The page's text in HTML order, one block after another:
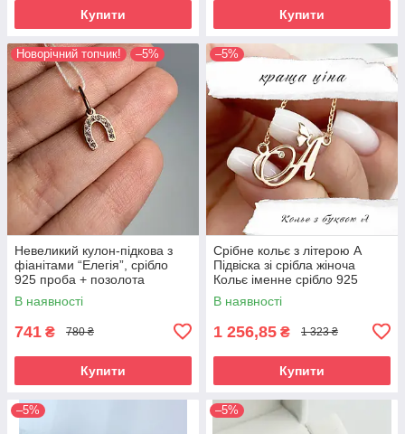
Купити Купити
Новорічний топчик! –5%
Невеликий кулон-підкова з
фіанітами “Елегія”, срібло
925 проба + позолота
В наявності
741 ₴ 780 ₴
Купити
–5%
Срібне кольє з літерою А
Підвіска зі срібла жіноча
Кольє іменне срібло 925
В наявності
1 256,85 ₴ 1 323 ₴
Купити
–5% –5%